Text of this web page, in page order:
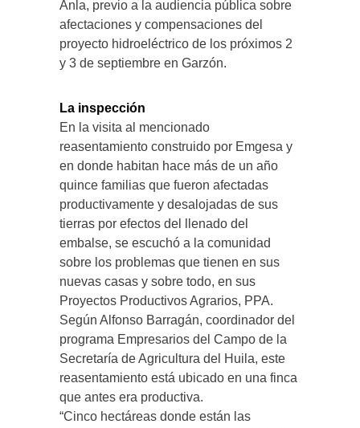
Anla, previo a la audiencia pública sobre
afectaciones y compensaciones del
proyecto hidroeléctrico de los próximos 2
y 3 de septiembre en Garzón.
La inspección
En la visita al mencionado
reasentamiento construido por Emgesa y
en donde habitan hace más de un año
quince familias que fueron afectadas
productivamente y desalojadas de sus
tierras por efectos del llenado del
embalse, se escuchó a la comunidad
sobre los problemas que tienen en sus
nuevas casas y sobre todo, en sus
Proyectos Productivos Agrarios, PPA.
Según Alfonso Barragán, coordinador del
programa Empresarios del Campo de la
Secretaría de Agricultura del Huila, este
reasentamiento está ubicado en una finca
que antes era productiva.
“Cinco hectáreas donde están las